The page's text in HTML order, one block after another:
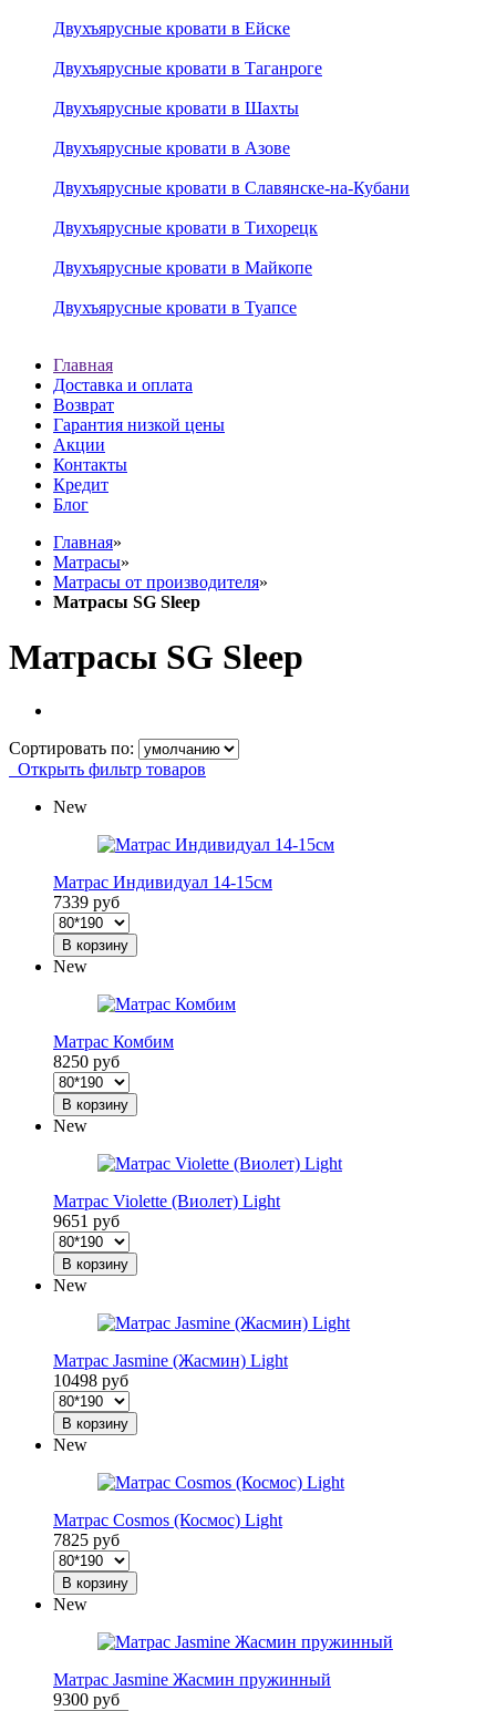
Двухъярусные кровати в Ейске
Двухъярусные кровати в Таганроге
Двухъярусные кровати в Шахты
Двухъярусные кровати в Азове
Двухъярусные кровати в Славянске-на-Кубани
Двухъярусные кровати в Тихорецк
Двухъярусные кровати в Майкопе
Двухъярусные кровати в Туапсе
Главная
Доставка и оплата
Возврат
Гарантия низкой цены
Акции
Контакты
Кредит
Блог
Главная»
Матрасы»
Матрасы от производителя»
Матрасы SG Sleep
Матрасы SG Sleep
Сортировать по:
Открыть фильтр товаров
New
Матрас Индивидуал 14-15см
7339 руб
В корзину
New
Матрас Комбим
8250 руб
В корзину
New
Матрас Violette (Виолет) Light
9651 руб
В корзину
New
Матрас Jasmine (Жасмин) Light
10498 руб
В корзину
New
Матрас Cosmos (Космос) Light
7825 руб
В корзину
New
Матрас Jasmine Жасмин пружинный
9300 руб